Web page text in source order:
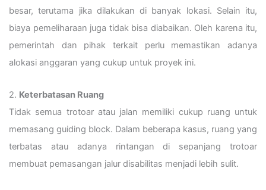
besar, terutama jika dilakukan di banyak lokasi. Selain itu,
biaya pemeliharaan juga tidak bisa diabaikan. Oleh karena itu,
pemerintah dan pihak terkait perlu memastikan adanya
alokasi anggaran yang cukup untuk proyek ini.
2. Keterbatasan Ruang
Tidak semua trotoar atau jalan memiliki cukup ruang untuk
memasang guiding block. Dalam beberapa kasus, ruang yang
terbatas atau adanya rintangan di sepanjang trotoar
membuat pemasangan jalur disabilitas menjadi lebih sulit.